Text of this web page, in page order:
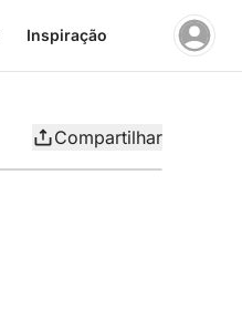
Inspiração
Compartilhar